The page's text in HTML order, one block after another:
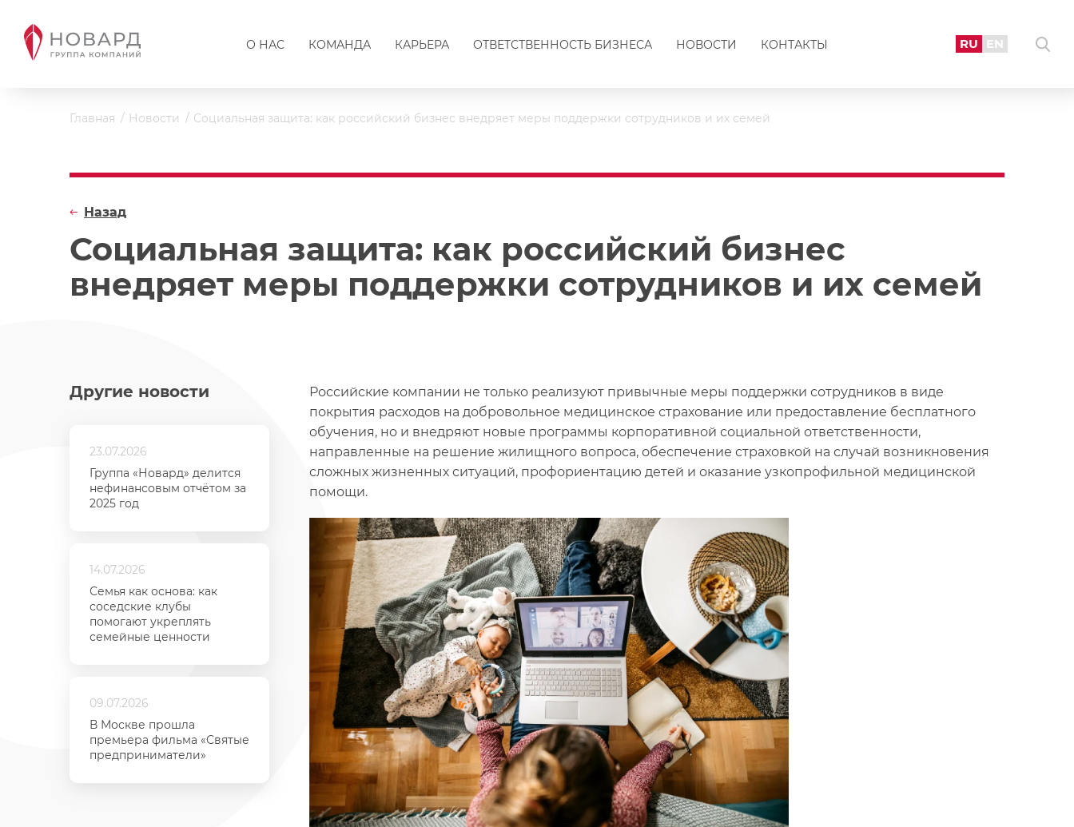
О НАС КОМАНДА КАРЬЕРА ОТВЕТСТВЕННОСТЬ БИЗНЕСА НОВОСТИ КОНТАКТЫ RU EN
Главная Новости Социальная защита: как российский бизнес внедряет меры поддержки сотрудников и их семей
Социальная защита: как российский бизнес
внедряет меры поддержки сотрудников и их семей
Назад
Другие новости
23.07.2026
Группа «Новард» делится
нефинансовым отчётом за
2025 год
14.07.2026
Семья как основа: как
соседские клубы
помогают укреплять
семейные ценности
09.07.2026
В Москве прошла
премьера фильма «Святые
предприниматели»
Российские компании не только реализуют привычные меры поддержки сотрудников в виде
покрытия расходов на добровольное медицинское страхование или предоставление бесплатного
обучения, но и внедряют новые программы корпоративной социальной ответственности,
направленные на решение жилищного вопроса, обеспечение страховкой на случай возникновения
сложных жизненных ситуаций, профориентацию детей и оказание узкопрофильной медицинской
помощи.